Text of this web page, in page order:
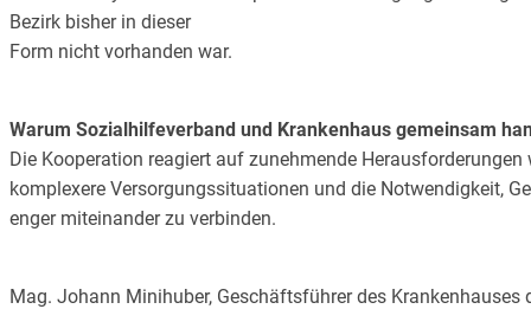
Bezirk bisher in dieser
Form nicht vorhanden war.
Warum Sozialhilfeverband und Krankenhaus gemeinsam
Die Kooperation reagiert auf zunehmende Herausforderungen
komplexere Versorgungssituationen und die Notwendigkeit,
enger miteinander zu verbinden.
Mag. Johann Minihuber, Geschäftsführer des Krankenhauses